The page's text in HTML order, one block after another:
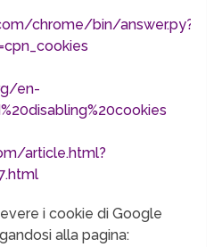
chrome/bin/answer.py?
en-
article.html?
i cookie di Google
alla pagina: